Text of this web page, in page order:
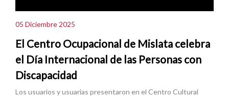
05 Diciembre 2025
El Centro Ocupacional de Mislata celebra
el Día Internacional de las Personas con
Discapacidad
Los usuarios y usuarias presentaron en el Centro Cultural